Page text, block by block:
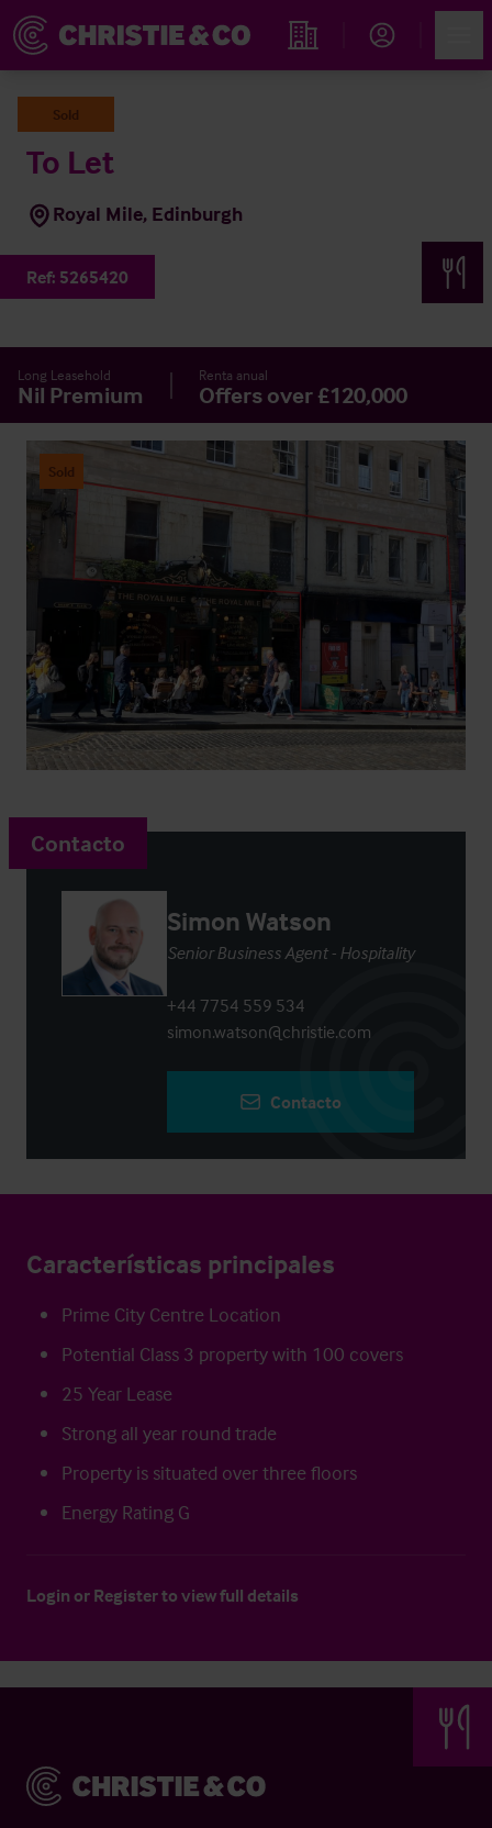
Propiedades
Sold
To Let
Royal Mile, Edinburgh
Ref: 5265420
Long Leasehold
Nil Premium
Renta anual
Offers over £120,000
Sold
Contacto
Simon Watson
Senior Business Agent - Hospitality
+44 7754 559 534
simon.watson@christie.com
Contacto
Características principales
Prime City Centre Location
Potential Class 3 property with 100 covers
25 Year Lease
Strong all year round trade
Property is situated over three floors
Energy Rating G
Login or Registerto view full details